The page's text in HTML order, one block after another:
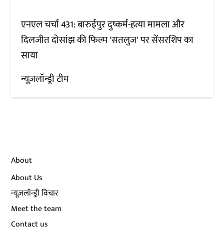
एनएल चर्चा 431: बारुईपुर दुष्कर्म-हत्या मामला और
दिलजीत दोसांझ की फिल्म 'सतलुज' पर सेंसरशिप का
साया
न्यूज़लॉन्ड्री टीम
About
About Us
न्यूज़लॉन्ड्री विचार
Meet the team
Contact us